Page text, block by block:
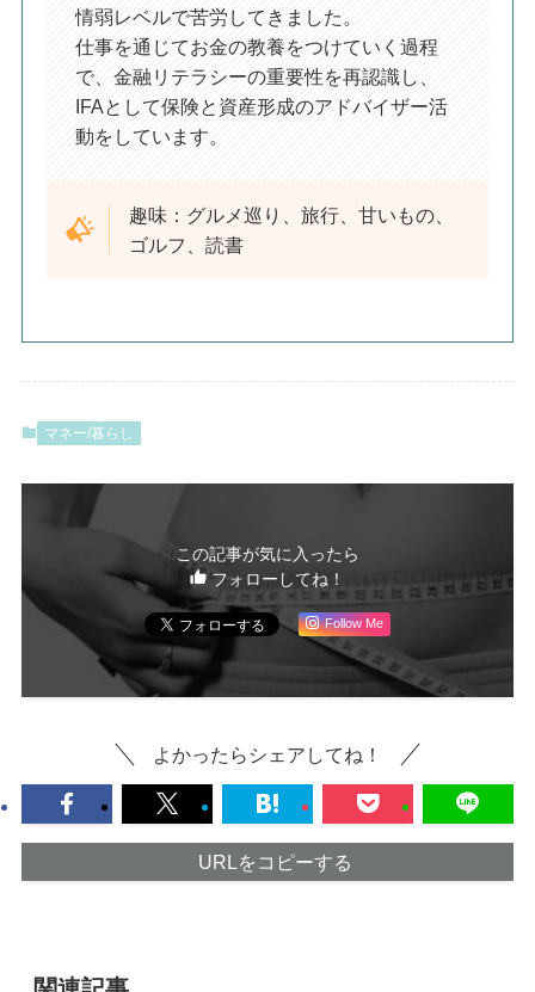
情弱レベルで苦労してきました。
仕事を通じてお金の教養をつけていく過程
で、金融リテラシーの重要性を再認識し、
IFAとして保険と資産形成のアドバイザー活
動をしています。
趣味：グルメ巡り、旅行、甘いもの、
ゴルフ、読書
マネー/暮らし
この記事が気に入ったら
フォローしてね！
Follow Me
よかったらシェアしてね！
URLをコピーする